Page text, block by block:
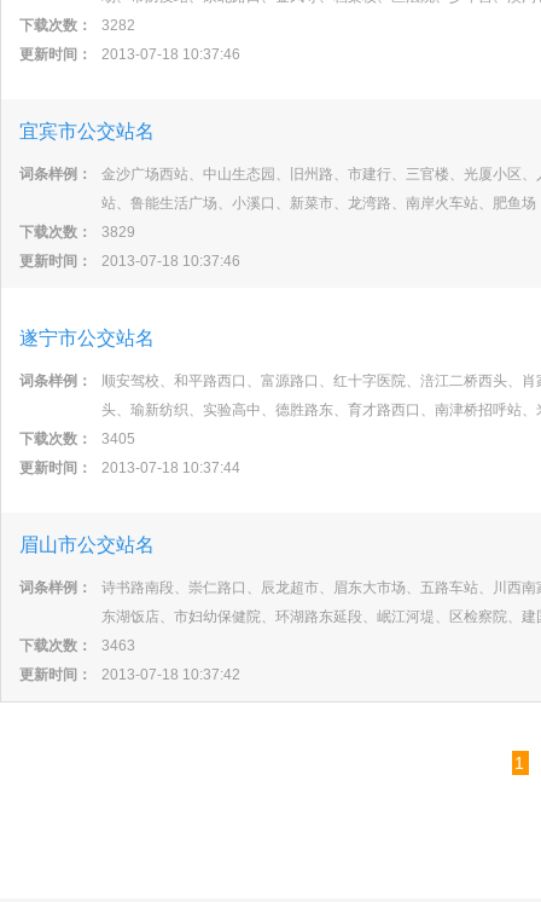
下载次数：
3282
更新时间：
2013-07-18 10:37:46
宜宾市公交站名
词条样例：
金沙广场西站、中山生态园、旧州路、市建行、三官楼、光厦小区
站、鲁能生活广场、小溪口、新菜市、龙湾路、南岸火车站、肥鱼场
下载次数：
3829
更新时间：
2013-07-18 10:37:46
遂宁市公交站名
词条样例：
顺安驾校、和平路西口、富源路口、红十字医院、涪江二桥西头、
头、瑜新纺织、实验高中、德胜路东、育才路西口、南津桥招呼站
下载次数：
3405
更新时间：
2013-07-18 10:37:44
眉山市公交站名
词条样例：
诗书路南段、崇仁路口、辰龙超市、眉东大市场、五路车站、川西
东湖饭店、市妇幼保健院、环湖路东延段、岷江河堤、区检察院、
下载次数：
3463
更新时间：
2013-07-18 10:37:42
1